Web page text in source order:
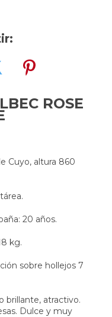
ROSE
Cuyo, altura 860
20 años.
kg.
sobre hollejos 7
brillante, atractivo.
Dulce y muy